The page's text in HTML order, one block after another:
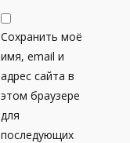
Сохранить моё
имя, email и
адрес сайта в
этом браузере
для
последующих